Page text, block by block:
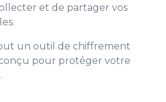
et de partager vos
un outil de chiffrement
pour protéger votre